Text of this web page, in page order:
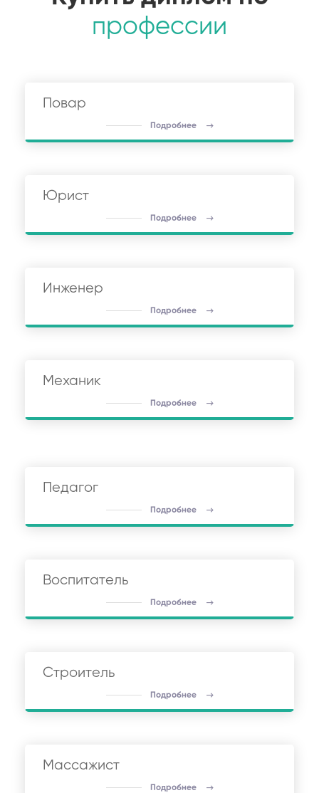
профессии
Повар
Подробнее
Юрист
Подробнее
Инженер
Подробнее
Механик
Подробнее
Педагог
Подробнее
Воспитатель
Подробнее
Строитель
Подробнее
Массажист
Подробнее